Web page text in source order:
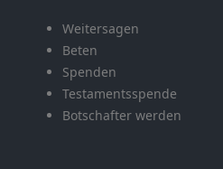
Weitersagen
Beten
Spenden
Testamentsspende
Botschafter werden